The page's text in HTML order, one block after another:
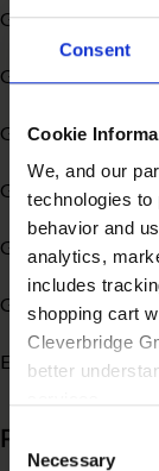
Consent
Cookie
We, and our
technologies
behavior and
analytics,
includes
shopping cart
Cleverbridge
better
Also, the
Consent
Selection
Necessary
Gestão Empresarial
Gestão de Vendas
Gestão de TI
Gestão de Empresas
Gestão de Compras
Gestão Comercial
ERP Indicadores
Posts